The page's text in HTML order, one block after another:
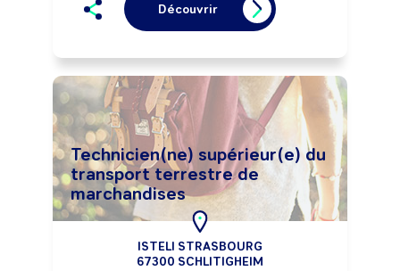
Découvrir
Technicien(ne) supérieur(e) du
transport terrestre de
marchandises
ISTELI STRASBOURG
67300 SCHLITIGHEIM